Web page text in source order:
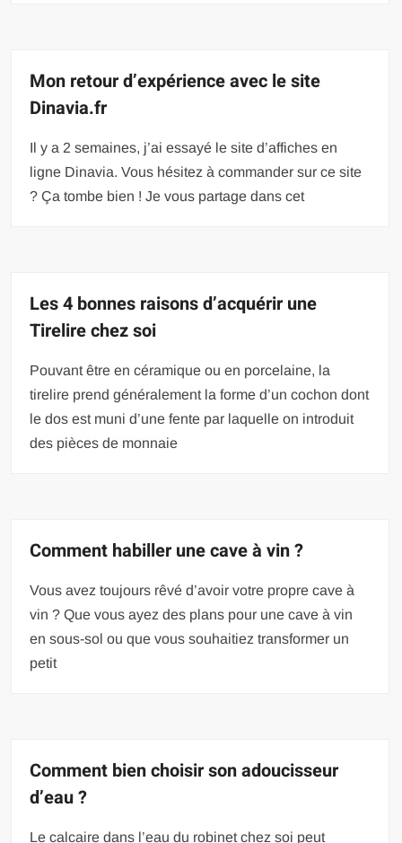
Mon retour d’expérience avec le site
Dinavia.fr
Il y a 2 semaines, j’ai essayé le site d’affiches en
ligne Dinavia. Vous hésitez à commander sur ce site
? Ça tombe bien ! Je vous partage dans cet
Les 4 bonnes raisons d’acquérir une
Tirelire chez soi
Pouvant être en céramique ou en porcelaine, la
tirelire prend généralement la forme d’un cochon dont
le dos est muni d’une fente par laquelle on introduit
des pièces de monnaie
Comment habiller une cave à vin ?
Vous avez toujours rêvé d’avoir votre propre cave à
vin ? Que vous ayez des plans pour une cave à vin
en sous-sol ou que vous souhaitiez transformer un
petit
Comment bien choisir son adoucisseur
d’eau ?
Le calcaire dans l’eau du robinet chez soi peut